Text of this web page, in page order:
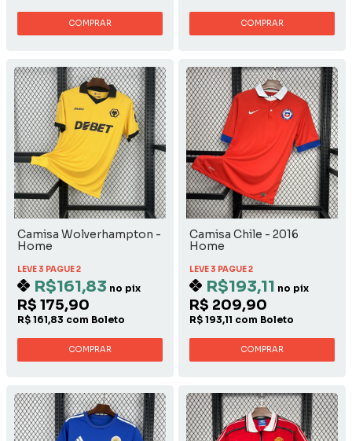
COMPRAR COMPRAR
Camisa Wolverhampton -
Home
LEVE 3 PAGUE 2
R$161,83 no pix
R$ 175,90
R$ 161,83 com Boleto
COMPRAR
Camisa Chile - 2016
Home
LEVE 3 PAGUE 2
R$193,11 no pix
R$ 209,90
R$ 193,11 com Boleto
COMPRAR